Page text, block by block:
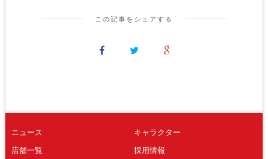
この記事をシェアする
ニュース
店舗一覧
キャラクター
採用情報